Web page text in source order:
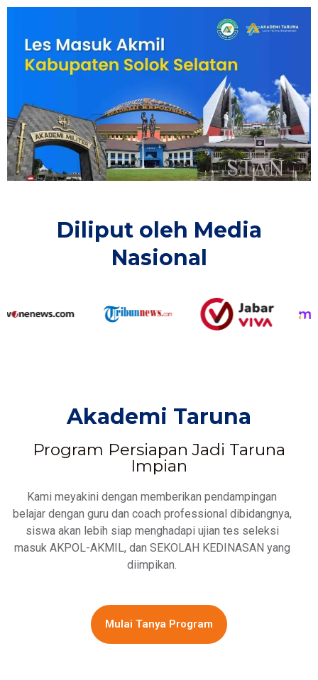
Diliput oleh Media
Nasional​
Akademi Taruna
Program Persiapan Jadi Taruna
Impian
Kami meyakini dengan memberikan pendampingan
belajar dengan guru dan coach professional dibidangnya,
siswa akan lebih siap menghadapi ujian tes seleksi
masuk AKPOL-AKMIL, dan SEKOLAH KEDINASAN yang
diimpikan.
Mulai Tanya Program